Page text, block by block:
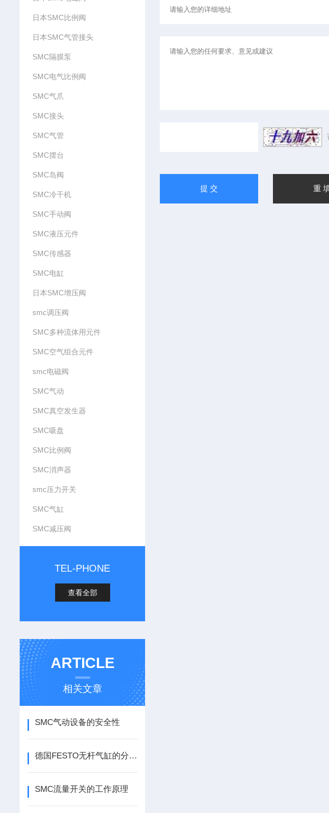
日本SMC比例阀
日本SMC气管接头
SMC隔膜泵
SMC电气比例阀
SMC气爪
SMC接头
SMC气管
SMC摆台
SMC岛阀
SMC冷干机
SMC手动阀
SMC液压元件
SMC传感器
SMC电缸
日本SMC增压阀
smc调压阀
SMC多种流体用元件
SMC空气组合元件
smc电磁阀
SMC气动
SMC真空发生器
SMC吸盘
SMC比例阀
SMC消声器
smc压力开关
SMC气缸
SMC减压阀
TEL-PHONE
查看全部
ARTICLE
相关文章
SMC气动设备的安全性
德国FESTO无杆气缸的分类主要有以下两种
SMC流量开关的工作原理